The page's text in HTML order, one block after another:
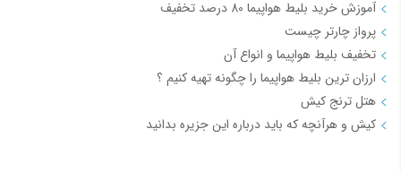
آموزش خرید بلیط هواپیما 80 درصد تخفیف
پرواز چارتر چیست
تخفیف بلیط هواپیما و انواع آن
ارزان ترین بلیط هواپیما را چگونه تهیه کنیم ؟
هتل ترنج کیش
کیش و هرآنچه که باید درباره این جزیره بدانید